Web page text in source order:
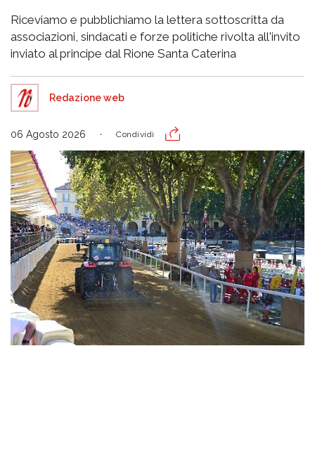
Riceviamo e pubblichiamo la lettera sottoscritta da
associazioni, sindacati e forze politiche rivolta all'invito
inviato al principe dal Rione Santa Caterina
Redazione web
06 Agosto 2026 Condividi